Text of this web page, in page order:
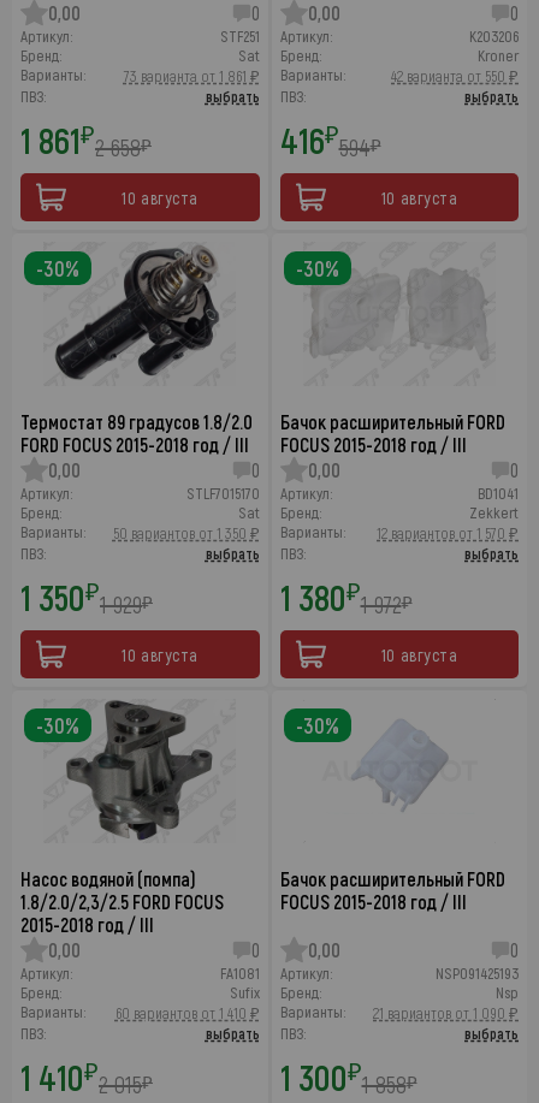
0,00
0
Артикул:
STF251
Бренд:
Sat
Варианты:
73 варианта от 1 861 ₽
ПВЗ:
выбрать
1 861₽2 658₽
10 августа
0,00
0
Артикул:
K203206
Бренд:
Kroner
Варианты:
42 варианта от 550 ₽
ПВЗ:
выбрать
416₽594₽
10 августа
Термостат 89 градусов 1.8/2.0
FORD FOCUS 2015-2018 год / III
0,00
0
Артикул:
STLF7015170
Бренд:
Sat
Варианты:
50 вариантов от 1 350 ₽
ПВЗ:
выбрать
1 350₽1 929₽
10 августа
-30%
Бачок расширительный FORD
FOCUS 2015-2018 год / III
0,00
0
Артикул:
BD1041
Бренд:
Zekkert
Варианты:
12 вариантов от 1 570 ₽
ПВЗ:
выбрать
1 380₽1 972₽
10 августа
-30%
Насос водяной (помпа)
1.8/2.0/2,3/2.5 FORD FOCUS
2015-2018 год / III
0,00
0
Артикул:
FA1081
Бренд:
Sufix
Варианты:
60 вариантов от 1 410 ₽
ПВЗ:
выбрать
1 410₽2 015₽
-30%
Бачок расширительный FORD
FOCUS 2015-2018 год / III
0,00 0
Артикул:
NSP091425193
Бренд:
Nsp
Варианты:
21 вариантов от 1 090 ₽
ПВЗ:
выбрать
1 300₽1 858₽
-30%